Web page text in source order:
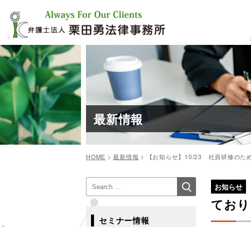
ツ
へ
ス
キ
プ
最新情報
HOME >最新情報 > 【お知らせ】10/23 社員研修のた
お知らせ
ており
ゴ
リ
ー
稿
ナ
ビ
検
索:
検
索
セミナー情報